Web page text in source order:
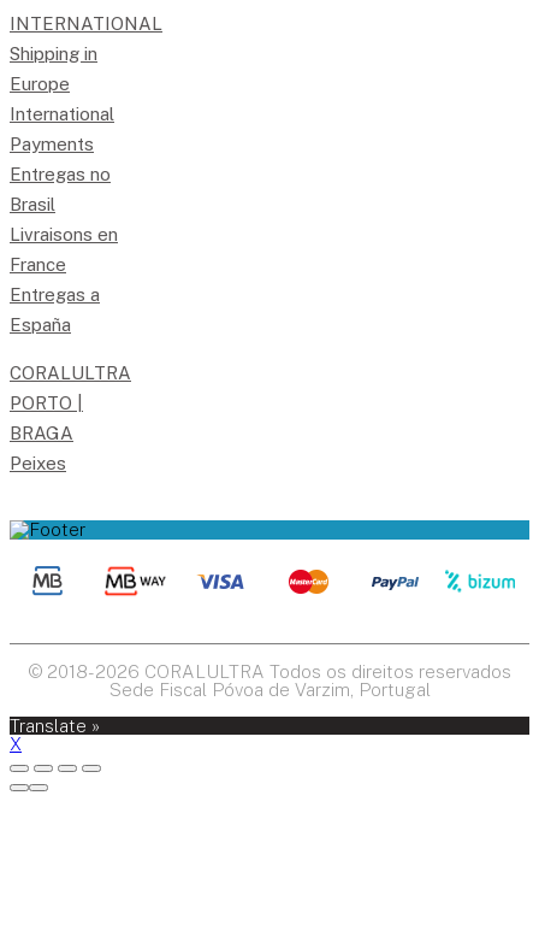
INTERNATIONAL
Shipping in
Europe
International
Payments
Entregas no
Brasil
Livraisons en
France
Entregas a
España
CORALULTRA
PORTO |
BRAGA
Peixes
© 2018-2026 CORALULTRA Todos os direitos reservados
Sede Fiscal Póvoa de Varzim, Portugal
Translate »
X